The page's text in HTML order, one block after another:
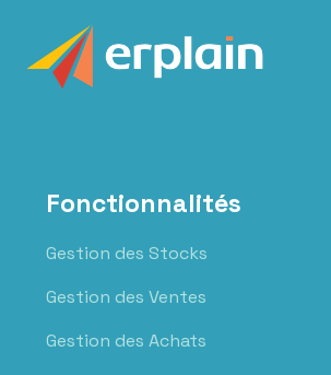
Fonctionnalités
Gestion des Stocks
Gestion des Ventes
Gestion des Achats